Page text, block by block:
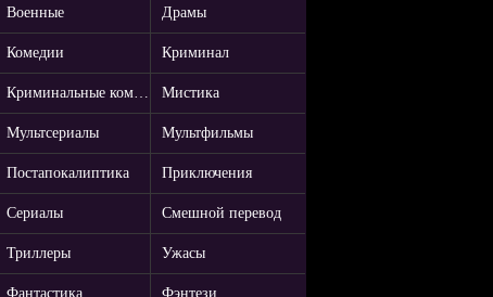
Военные Драмы
Комедии Криминал
Криминальные комедии Мистика
Мультсериалы Мультфильмы
Постапокалиптика Приключения
Сериалы Смешной перевод
Триллеры Ужасы
Фантастика Фэнтези